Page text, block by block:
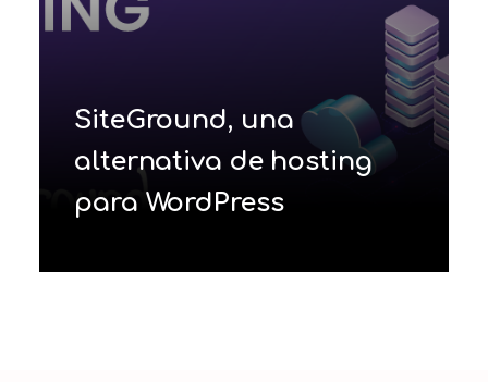
SiteGround, una
alternativa de hosting
para WordPress